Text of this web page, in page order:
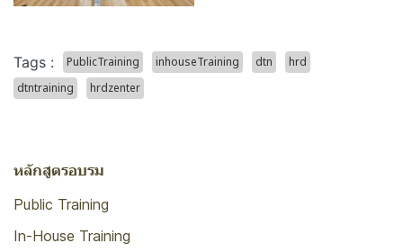
Tags : PublicTraining inhouseTraining dtn
hrd
dtntraining
hrdzenter
หลักสูตรอบรม
Public Training
In-House Training